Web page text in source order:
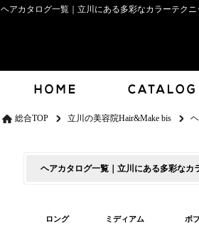
ヘアカタログ一覧｜立川にある多彩なカラーテクニ
総合TOP 立川の美容院Hair&Make bis
ヘアカタログ一覧｜立川にある多彩な
ロング ミディアム ボ